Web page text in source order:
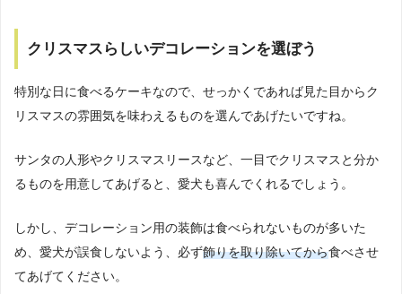
クリスマスらしいデコレーションを選ぼう
特別な日に食べるケーキなので、せっかくであれば見た目からク
リスマスの雰囲気を味わえるものを選んであげたいですね。
サンタの人形やクリスマスリースなど、一目でクリスマスと分か
るものを用意してあげると、愛犬も喜んでくれるでしょう。
しかし、デコレーション用の装飾は食べられないものが多いた
め、愛犬が誤食しないよう、必ず飾りを取り除いてから食べさせ
てあげてください。